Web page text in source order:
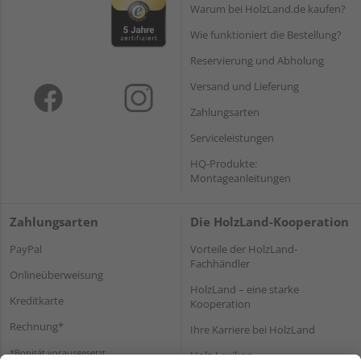
Warum bei HolzLand.de kaufen?
Wie funktioniert die Bestellung?
Reservierung und Abholung
Versand und Lieferung
Zahlungsarten
Serviceleistungen
HQ-Produkte:
Montageanleitungen
Zahlungsarten
PayPal
Onlineüberweisung
Kreditkarte
Rechnung*
*Bonität vorausgesetzt
Die HolzLand-Kooperation
Vorteile der HolzLand-
Fachhändler
HolzLand – eine starke
Kooperation
Ihre Karriere bei HolzLand
Holz-Lexikon